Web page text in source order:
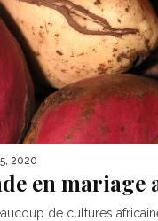
2020
en mariage
de cultures